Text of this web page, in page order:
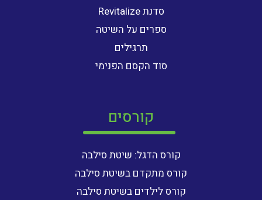
סדנת Revitalize
ספרים על השיטה
תרגילים
סוד הקסם הפנימי
קורסים
קורס הדגל: שיטת סילבה
קורס מתקדם בשיטת סילבה
קורס לילדים בשיטת סילבה